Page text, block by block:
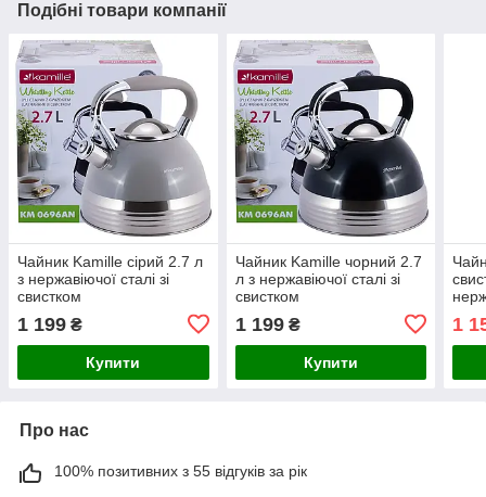
Подібні товари компанії
Чайник Kamille сірий 2.7 л
з нержавіючої сталі зі
свистком
1 199 ₴
Купити
Чайник Kamille чорний 2.7
л з нержавіючої сталі зі
свистком
1 199₴
Купити
1
Про нас
100% позитивних з 55 відгуків за рік